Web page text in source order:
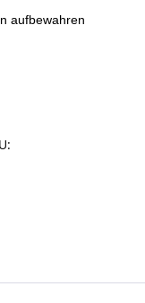
aufbewahren